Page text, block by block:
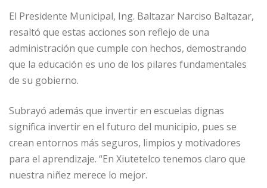
El Presidente Municipal, Ing. Baltazar Narciso Baltazar,
resaltó que estas acciones son reflejo de una
administración que cumple con hechos, demostrando
que la educación es uno de los pilares fundamentales
de su gobierno.
Subrayó además que invertir en escuelas dignas
significa invertir en el futuro del municipio, pues se
crean entornos más seguros, limpios y motivadores
para el aprendizaje. “En Xiutetelco tenemos claro que
nuestra niñez merece lo mejor.